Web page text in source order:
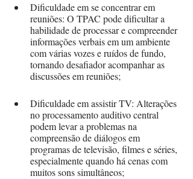
Dificuldade em se concentrar em
reuniões: O TPAC pode dificultar a
habilidade de processar e compreender
informações verbais em um ambiente
com várias vozes e ruídos de fundo,
tornando desafiador acompanhar as
discussões em reuniões;
Dificuldade em assistir TV: Alterações
no processamento auditivo central
podem levar a problemas na
compreensão de diálogos em
programas de televisão, filmes e séries,
especialmente quando há cenas com
muitos sons simultâneos;